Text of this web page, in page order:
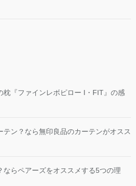
枕『ファインレボピロー I・FIT』の感
テン？なら無印良品のカーテンがオスス
ならペアーズをオススメする5つの理